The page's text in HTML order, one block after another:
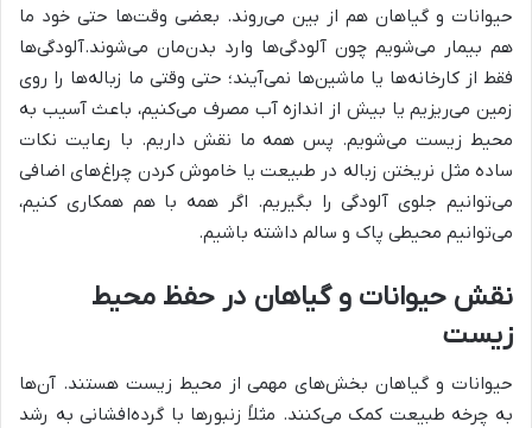
حیوانات و گیاهان هم از بین می‌روند. بعضی وقت‌ها حتی خود ما
هم بیمار می‌شویم چون آلودگی‌ها وارد بدن‌مان می‌شوند.آلودگی‌ها
فقط از کارخانه‌ها یا ماشین‌ها نمی‌آیند؛ حتی وقتی ما زباله‌ها را روی
زمین می‌ریزیم یا بیش از اندازه آب مصرف می‌کنیم، باعث آسیب به
محیط زیست می‌شویم. پس همه ما نقش داریم. با رعایت نکات
ساده مثل نریختن زباله در طبیعت یا خاموش کردن چراغ‌های اضافی
می‌توانیم جلوی آلودگی را بگیریم. اگر همه با هم همکاری کنیم،
می‌توانیم محیطی پاک و سالم داشته باشیم.
نقش حیوانات و گیاهان در حفظ محیط
زیست
حیوانات و گیاهان بخش‌های مهمی از محیط زیست هستند. آن‌ها
به چرخه طبیعت کمک می‌کنند. مثلاً زنبورها با گرده‌افشانی به رشد